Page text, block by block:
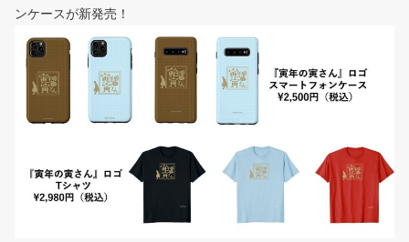
ンケースが新発売！